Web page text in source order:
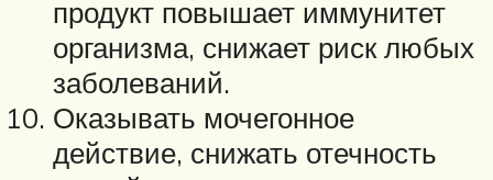
продукт повышает иммунитет
организма, снижает риск любых
заболеваний.
Оказывать мочегонное
действие, снижать отечность